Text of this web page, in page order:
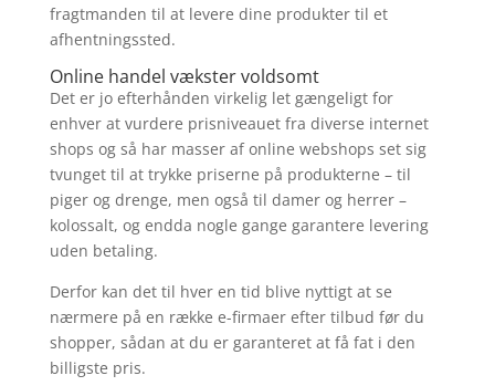
fragtmanden til at levere dine produkter til et
afhentningssted.
Online handel vækster voldsomt
Det er jo efterhånden virkelig let gængeligt for
enhver at vurdere prisniveauet fra diverse internet
shops og så har masser af online webshops set sig
tvunget til at trykke priserne på produkterne – til
piger og drenge, men også til damer og herrer –
kolossalt, og endda nogle gange garantere levering
uden betaling.
Derfor kan det til hver en tid blive nyttigt at se
nærmere på en række e-firmaer efter tilbud før du
shopper, sådan at du er garanteret at få fat i den
billigste pris.